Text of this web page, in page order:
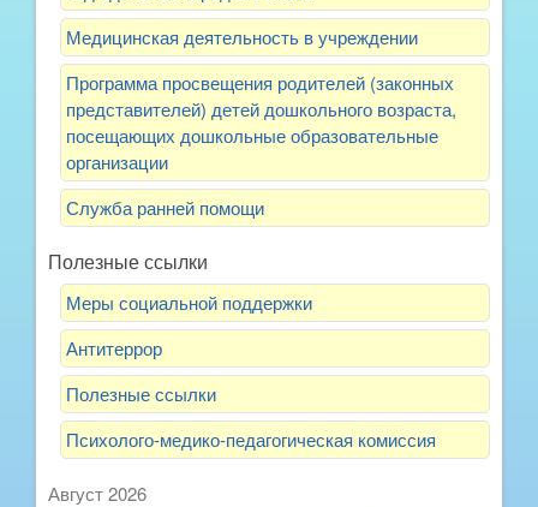
Медицинская деятельность в учреждении
Программа просвещения родителей (законных
представителей) детей дошкольного возраста,
посещающих дошкольные образовательные
организации
Служба ранней помощи
Полезные ссылки
Меры социальной поддержки
Антитеррор
Полезные ссылки
Психолого-медико-педагогическая комиссия
Август 2026